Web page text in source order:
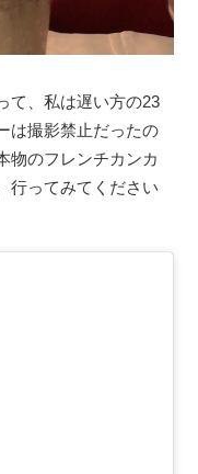
て、私は遅い方の23
は撮影禁止だったの
物のフレンチカンカ
行ってみてください